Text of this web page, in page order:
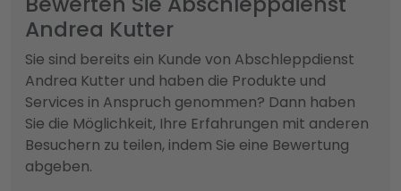
Andrea Kutter
Sie sind bereits ein Kunde von Abschleppdienst
Andrea Kutter und haben die Produkte und
Services in Anspruch genommen? Dann haben
Sie die Möglichkeit, Ihre Erfahrungen mit anderen
Besuchern zu teilen, indem Sie eine Bewertung
abgeben.